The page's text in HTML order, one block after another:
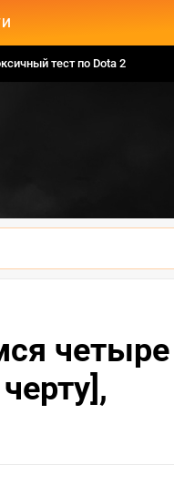
тест по Dota 2
четыре